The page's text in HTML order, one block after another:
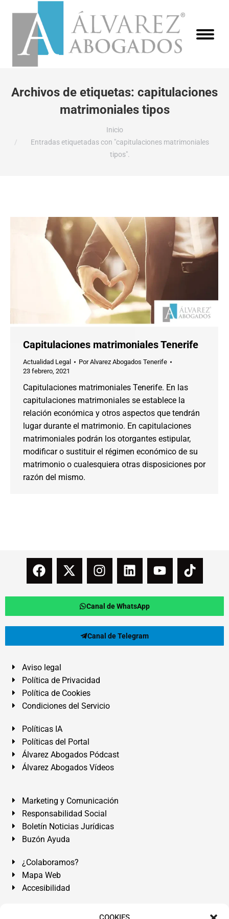
Archivos de etiquetas: capitulaciones
matrimoniales tipos
Inicio
Entradas etiquetadas con "capitulaciones matrimoniales
tipos".
Capitulaciones matrimoniales Tenerife
Actualidad Legal PorAlvarez Abogados Tenerife
23 febrero, 2021
Capitulaciones matrimoniales Tenerife. En las
capitulaciones matrimoniales se establece la
relación económica y otros aspectos que tendrán
lugar durante el matrimonio. En capitulaciones
matrimoniales podrán los otorgantes estipular,
modificar o sustituir el régimen económico de su
matrimonio o cualesquiera otras disposiciones por
razón del mismo.
Canal de WhatsApp
Canal de Telegram
Aviso legal
Política de Privacidad
Política de Cookies
Condiciones del Servicio
Políticas IA
Políticas del Portal
Álvarez Abogados Pódcast
Álvarez Abogados Vídeos
Marketing y Comunicación
Responsabilidad Social
Boletín Noticias Jurídicas
Buzón Ayuda
¿Colaboramos?
Mapa Web
Accesibilidad
Álvarez Abogados Tenerife:Calle Teobaldo Power Nº 7,